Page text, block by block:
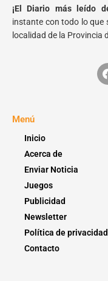
¡El Diario más leído
instante con todo lo que
localidad de la Provincia
Menú
Inicio
Acerca de
Enviar Noticia
Juegos
Publicidad
Newsletter
Política de privacidad
Contacto